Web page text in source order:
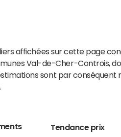
affichées sur cette page
Val-de-Cher-Controis,
sont par conséquent
Tendance prix